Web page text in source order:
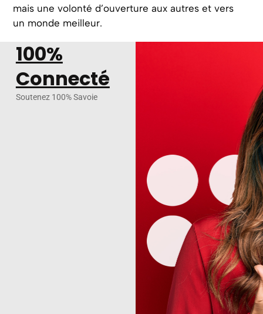
mais une volonté d’ouverture aux autres et vers
un monde meilleur.
100%
Connecté
Soutenez 100% Savoie